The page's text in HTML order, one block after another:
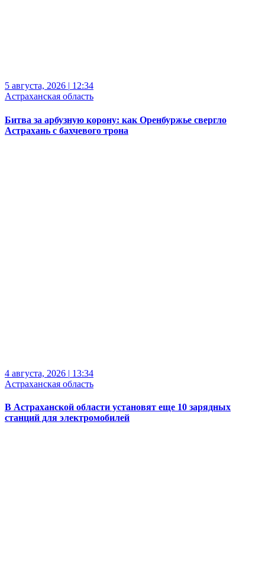
5 августа, 2026 | 12:34
Астраханская область
Битва за арбузную корону: как Оренбуржье свергло
Астрахань с бахчевого трона
4 августа, 2026 | 13:34
Астраханская область
В Астраханской области установят еще 10 зарядных
станций для электромобилей